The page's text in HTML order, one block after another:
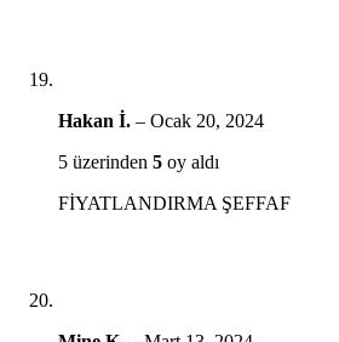
Hakan İ. – Ocak 20, 2024
5 üzerinden 5 oy aldı
FİYATLANDIRMA ŞEFFAF